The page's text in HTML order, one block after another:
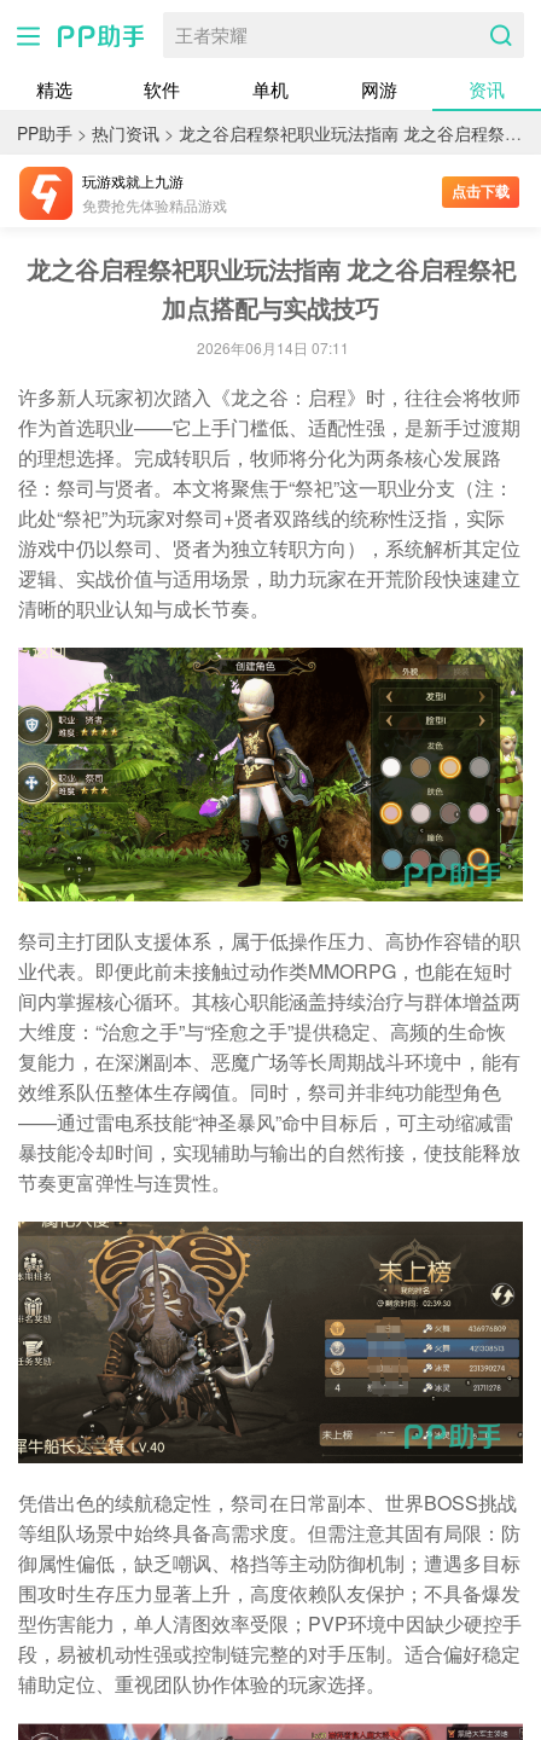
王者荣耀
精选 软件 单机 网游 资讯
PP助手 > 热门资讯 > 龙之谷启程祭祀职业玩法指南 龙之谷启程祭祀加点搭配与实战技巧
玩游戏就上九游
免费抢先体验精品游戏
点击下载
龙之谷启程祭祀职业玩法指南 龙之谷启程祭祀
加点搭配与实战技巧
2026年06月14日 07:11
许多新人玩家初次踏入《龙之谷：启程》时，往往会将牧师
作为首选职业——它上手门槛低、适配性强，是新手过渡期
的理想选择。完成转职后，牧师将分化为两条核心发展路
径：祭司与贤者。本文将聚焦于“祭祀”这一职业分支（注：
此处“祭祀”为玩家对祭司+贤者双路线的统称性泛指，实际
游戏中仍以祭司、贤者为独立转职方向），系统解析其定位
逻辑、实战价值与适用场景，助力玩家在开荒阶段快速建立
清晰的职业认知与成长节奏。
祭司主打团队支援体系，属于低操作压力、高协作容错的职
业代表。即便此前未接触过动作类MMORPG，也能在短时
间内掌握核心循环。其核心职能涵盖持续治疗与群体增益两
大维度：“治愈之手”与“痊愈之手”提供稳定、高频的生命恢
复能力，在深渊副本、恶魔广场等长周期战斗环境中，能有
效维系队伍整体生存阈值。同时，祭司并非纯功能型角色
——通过雷电系技能“神圣暴风”命中目标后，可主动缩减雷
暴技能冷却时间，实现辅助与输出的自然衔接，使技能释放
节奏更富弹性与连贯性。
凭借出色的续航稳定性，祭司在日常副本、世界BOSS挑战
等组队场景中始终具备高需求度。但需注意其固有局限：防
御属性偏低，缺乏嘲讽、格挡等主动防御机制；遭遇多目标
围攻时生存压力显著上升，高度依赖队友保护；不具备爆发
型伤害能力，单人清图效率受限；PVP环境中因缺少硬控手
段，易被机动性强或控制链完整的对手压制。适合偏好稳定
辅助定位、重视团队协作体验的玩家选择。